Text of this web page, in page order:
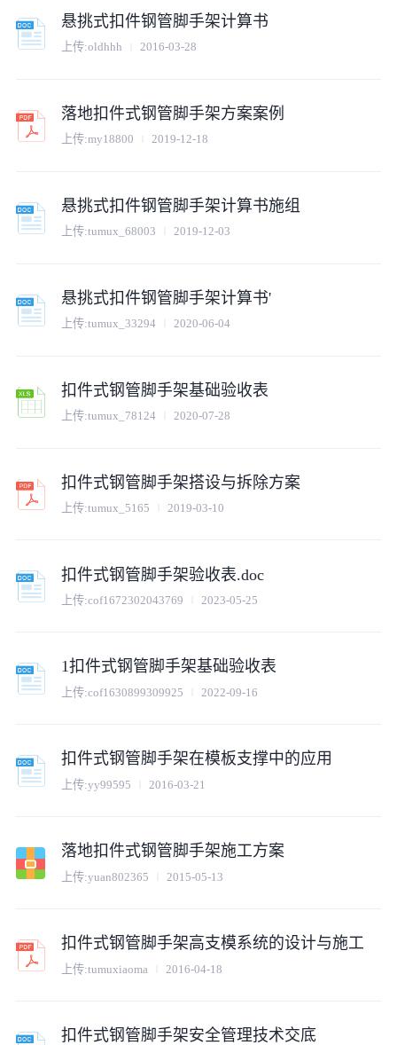
悬挑式扣件钢管脚手架计算书
上传:oldhhh 2016-03-28
落地扣件式钢管脚手架方案案例
上传:my18800 2019-12-18
悬挑式扣件钢管脚手架计算书施组
上传:tumux_68003 2019-12-03
悬挑式扣件钢管脚手架计算书'
上传:tumux_33294 2020-06-04
扣件式钢管脚手架基础验收表
上传:tumux_78124 2020-07-28
扣件式钢管脚手架搭设与拆除方案
上传:tumux_5165 2019-03-10
扣件式钢管脚手架验收表.doc
上传:cof1672302043769 2023-05-25
1扣件式钢管脚手架基础验收表
上传:cof1630899309925 2022-09-16
扣件式钢管脚手架在模板支撑中的应用
上传:yy99595 2016-03-21
落地扣件式钢管脚手架施工方案
上传:yuan802365 2015-05-13
扣件式钢管脚手架高支模系统的设计与施工
上传:tumuxiaoma 2016-04-18
扣件式钢管脚手架安全管理技术交底